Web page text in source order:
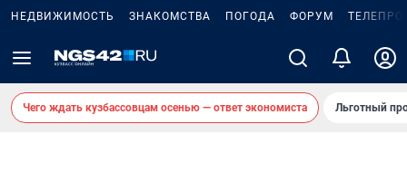
НЕДВИЖИМОСТЬ ЗНАКОМСТВА ПОГОДА ФОРУМ
Чего ждать кузбассовцам осенью — ответ экономиста Льготный